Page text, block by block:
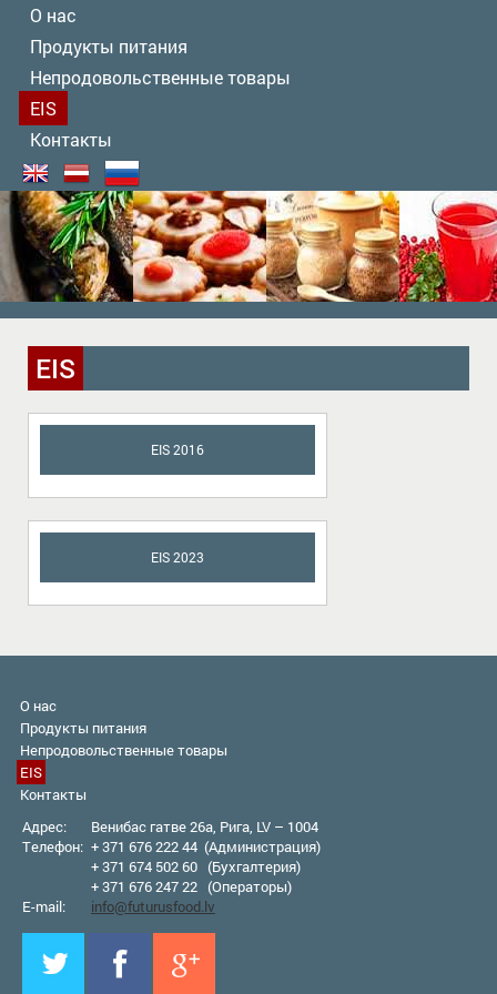
О нас
Продукты питания
Непродовольственные товары
EIS
Контакты
EIS
EIS 2016
EIS 2023
О нас
Продукты питания
Непродовольственные товары
EIS
Контакты
Адрес:
Венибас гатве 26а, Рига, LV – 1004
Телефон: + 371 676 222 44 (Администрация)
+ 371 674 502 60 (Бухгалтерия)
+ 371 676 247 22 (Операторы)
E-mail:
info@futurusfood.lv